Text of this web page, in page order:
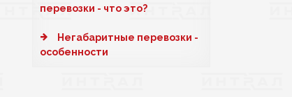
перевозки - что это?
Негабаритные перевозки -
особенности